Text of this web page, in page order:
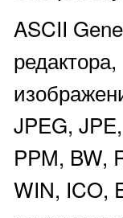
ASCII
JPEG,
PPM, BW,
WIN, ICO,